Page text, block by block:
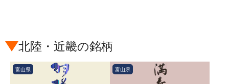
北陸・近畿の銘柄
富山県 富山県